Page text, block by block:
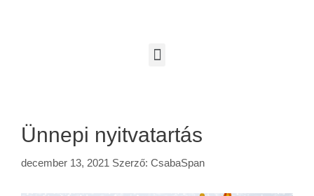
Ünnepi nyitvatartás
december 13, 2021 Szerző: CsabaSpan